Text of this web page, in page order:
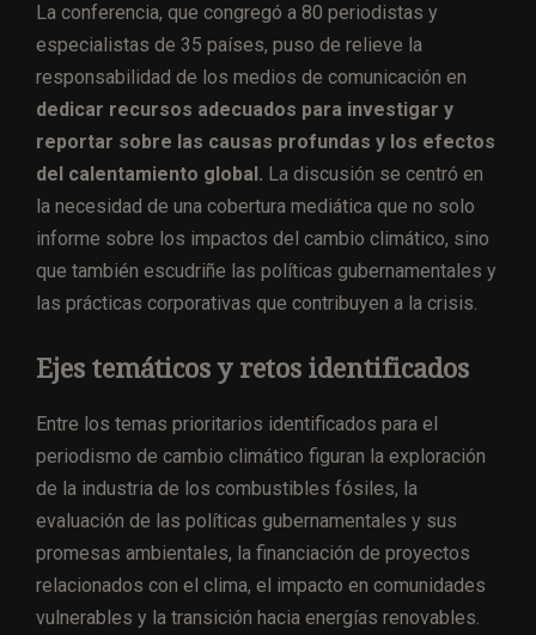
La conferencia, que congregó a 80 periodistas y
especialistas de 35 países, puso de relieve la
responsabilidad de los medios de comunicación en
dedicar recursos adecuados para investigar y
reportar sobre las causas profundas y los efectos
del calentamiento global. La discusión se centró en
la necesidad de una cobertura mediática que no solo
informe sobre los impactos del cambio climático, sino
que también escudriñe las políticas gubernamentales y
las prácticas corporativas que contribuyen a la crisis.
Ejes temáticos y retos identificados
Entre los temas prioritarios identificados para el
periodismo de cambio climático figuran la exploración
de la industria de los combustibles fósiles, la
evaluación de las políticas gubernamentales y sus
promesas ambientales, la financiación de proyectos
relacionados con el clima, el impacto en comunidades
vulnerables y la transición hacia energías renovables.